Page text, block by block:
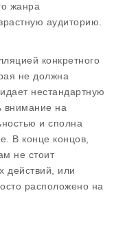
жанра
аудиторию.
конкретного
не должна
нестандартную
внимание на
и сполна
В конце концов,
не стоит
действий, или
расположено на